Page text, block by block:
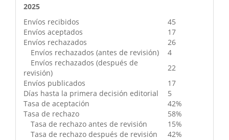
2025
Envíos recibidos
45
Envíos aceptados
17
Envíos rechazados
26
Envíos rechazados (antes de revisión)
4
Envíos rechazados (después de
revisión)
22
Envíos publicados
17
Días hasta la primera decisión editorial
5
Tasa de aceptación
42%
Tasa de rechazo
58%
Tasa de rechazo antes de revisión
15%
Tasa de rechazo después de revisión
42%